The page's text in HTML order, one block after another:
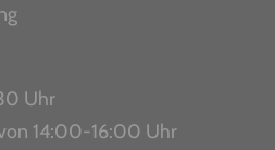
Uhr
14:00-16:00 Uhr